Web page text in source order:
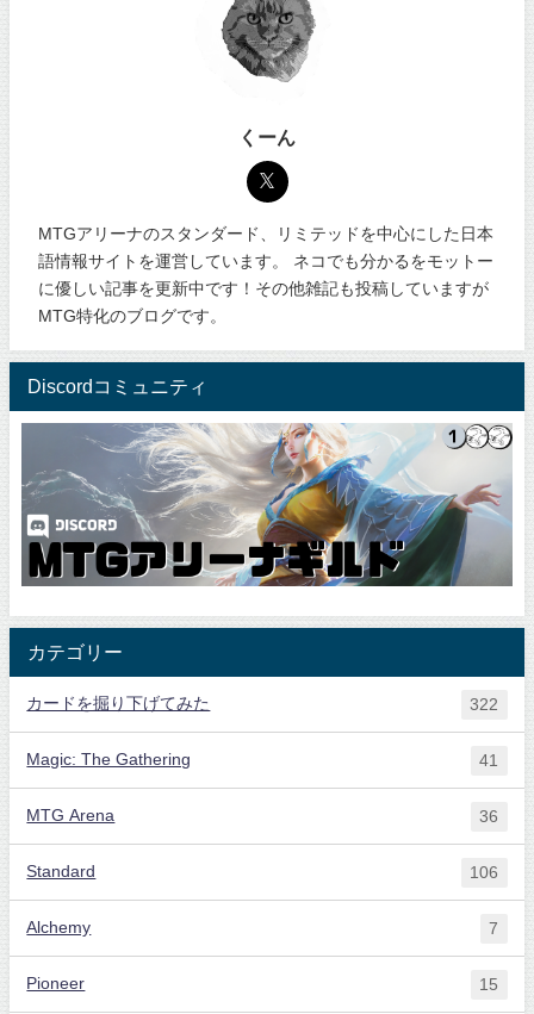
くーん
MTGアリーナのスタンダード、リミテッドを中心にした日本
語情報サイトを運営しています。 ネコでも分かるをモットー
に優しい記事を更新中です！その他雑記も投稿していますが
MTG特化のブログです。
Discordコミュニティ
カテゴリー
カードを掘り下げてみた 322
Magic: The Gathering 41
MTG Arena 36
Standard 106
Alchemy 7
Pioneer 15